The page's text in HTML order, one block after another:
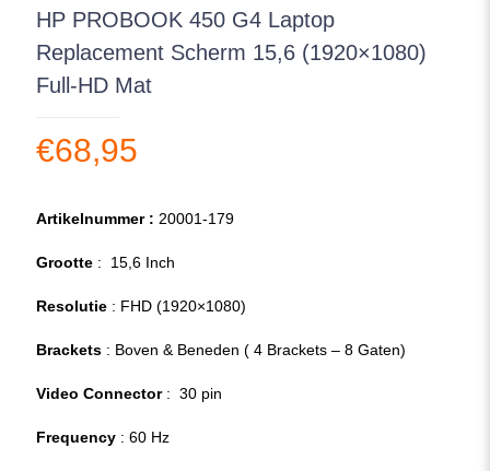
HP PROBOOK 450 G4 Laptop
Replacement Scherm 15,6 (1920×1080)
Full-HD Mat
€68,95
Artikelnummer : 20001-179
Grootte : 15,6 Inch
Resolutie : FHD (1920×1080)
Brackets : Boven & Beneden ( 4 Brackets – 8 Gaten)
Video Connector: 30 pin
Frequency : 60 Hz